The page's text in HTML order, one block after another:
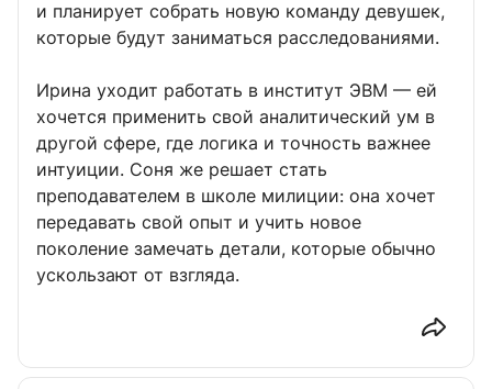
и планирует собрать новую команду девушек,
которые будут заниматься расследованиями.
Ирина уходит работать в институт ЭВМ — ей
хочется применить свой аналитический ум в
другой сфере, где логика и точность важнее
интуиции. Соня же решает стать
преподавателем в школе милиции: она хочет
передавать свой опыт и учить новое
поколение замечать детали, которые обычно
ускользают от взгляда.